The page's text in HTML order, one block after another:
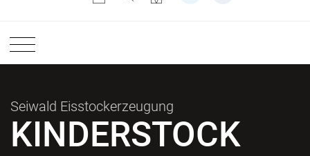
Seiwald Eisstockerzeugung
KINDERSTOCK